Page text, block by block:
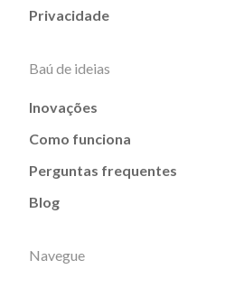
Privacidade
Baú de ideias
Inovações
Como funciona
Perguntas frequentes
Blog
Navegue